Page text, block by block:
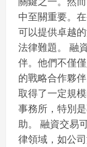
中至關重要。
可以提供卓越
法律難題。 融
伴。他們不僅
的戰略合作夥
取得了一定規
事務所，特別
助。 融資交易
律領域，如公